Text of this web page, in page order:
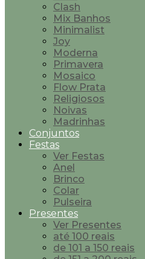
Clash
Mix Banhos
Minimalist
Joy
Moderna
Primavera
Mosaico
Flow Prata
Religiosos
Noivas
Madrinhas
Conjuntos
Festas
Ver Festas
Anel
Brinco
Colar
Pulseira
Presentes
Ver Presentes
até 100 reais
de 101 a 150 reais